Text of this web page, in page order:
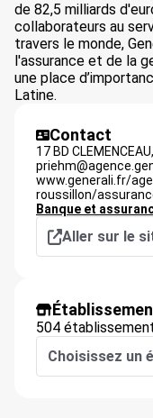
de 82,5 milliards
collaborateurs au
travers le monde,
l'assurance et de la
une place
Latine.
Contact
17 BD
www.generali.fr/
roussillon/
Banque et
Aller sur le
504
Choisissez un